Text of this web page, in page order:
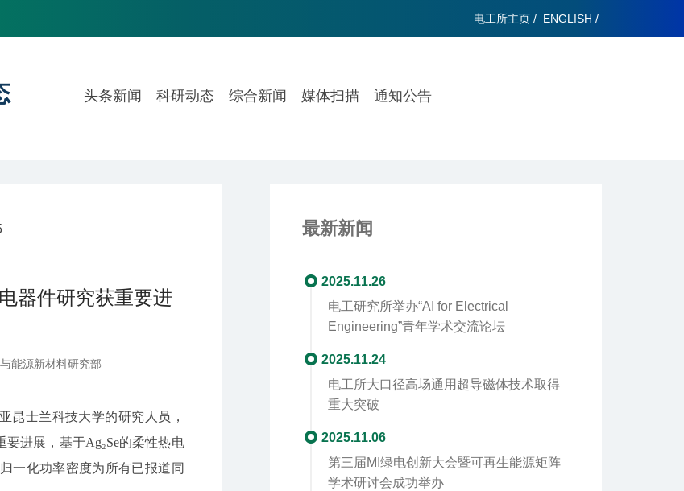
电工所主页 / ENGLISH /
头条新闻 科研动态 综合新闻 媒体扫描 通知公告
器件研究获重要进
能源新材料研究部
昆士兰科技大学的研究人员 ，
进展，基于Ag₂Se的柔性热电
一化功率密度为所有已报道同
最新新闻
2025.11.26
电工研究所举办“AI for Electrical
Engineering”青年学术交流论坛
2025.11.24
电工所大口径高场通用超导磁体技术取得
重大突破
2025.11.06
第三届MI绿电创新大会暨可再生能源矩阵
学术研讨会成功举办